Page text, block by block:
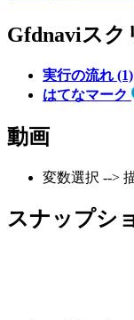
Gfdnaviスク
実行の流れ (1)
はてなマーク
動画
変数選択 -->
スナップシ